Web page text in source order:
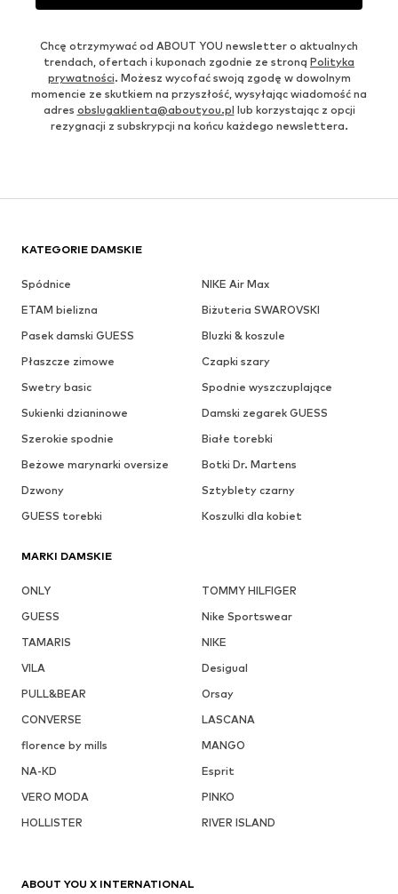
Chcę otrzymywać od ABOUT YOU newsletter o aktualnych
trendach, ofertach i kuponach zgodnie ze stroną Polityka
prywatności. Możesz wycofać swoją zgodę w dowolnym
momencie ze skutkiem na przyszłość, wysyłając wiadomość na
adres obslugaklienta@aboutyou.pl lub korzystając z opcji
rezygnacji z subskrypcji na końcu każdego newslettera.
KATEGORIE DAMSKIE
Spódnice
NIKE Air Max
ETAM bielizna
Biżuteria SWAROVSKI
Pasek damski GUESS
Bluzki & koszule
Płaszcze zimowe
Czapki szary
Swetry basic
Spodnie wyszczuplające
Sukienki dzianinowe
Damski zegarek GUESS
Szerokie spodnie
Białe torebki
Beżowe marynarki oversize
Botki Dr. Martens
Dzwony
Sztyblety czarny
GUESS torebki
Koszulki dla kobiet
MARKI DAMSKIE
ONLY
TOMMY HILFIGER
GUESS
Nike Sportswear
TAMARIS
NIKE
VILA
Desigual
PULL&BEAR
Orsay
CONVERSE
LASCANA
florence by mills
MANGO
NA-KD
Esprit
VERO MODA
PINKO
HOLLISTER
RIVER ISLAND
ABOUT YOU X INTERNATIONAL